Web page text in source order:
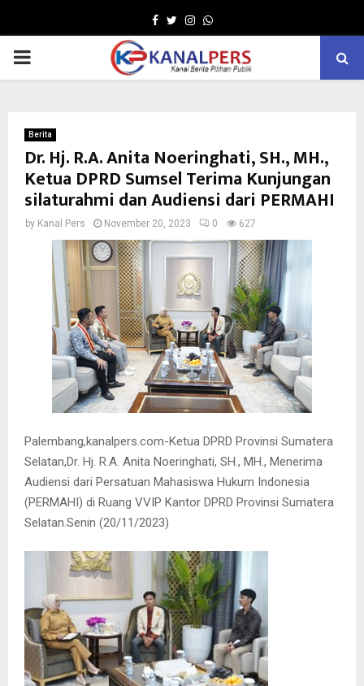
Facebook
TwitterInstagram
Whatsapp
PRIMARY
Berita
Dr. Hj. R.A. Anita Noeringhati, SH., MH.,
Ketua DPRD Sumsel Terima Kunjungan
silaturahmi dan Audiensi dari PERMAHI
by Kanal Pers November 20, 2023 0 627
Palembang,kanalpers.com-Ketua DPRD Provinsi Sumatera
Selatan,Dr. Hj. R.A. Anita Noeringhati, SH., MH., Menerima
Audiensi dari Persatuan Mahasiswa Hukum Indonesia
(PERMAHI) di Ruang VVIP Kantor DPRD Provinsi Sumatera
Selatan.Senin (20/11/2023)